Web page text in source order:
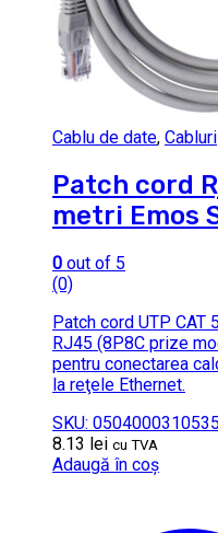
Cablu de date, Cabluri
Patch cord
metri Emos
0 out of 5
(0)
Patch cord UTP CAT
RJ45 (8P8C prize
pentru conectarea
la reţele Ethernet.
SKU:
8.13 lei cu TVA
Adaugă în coș